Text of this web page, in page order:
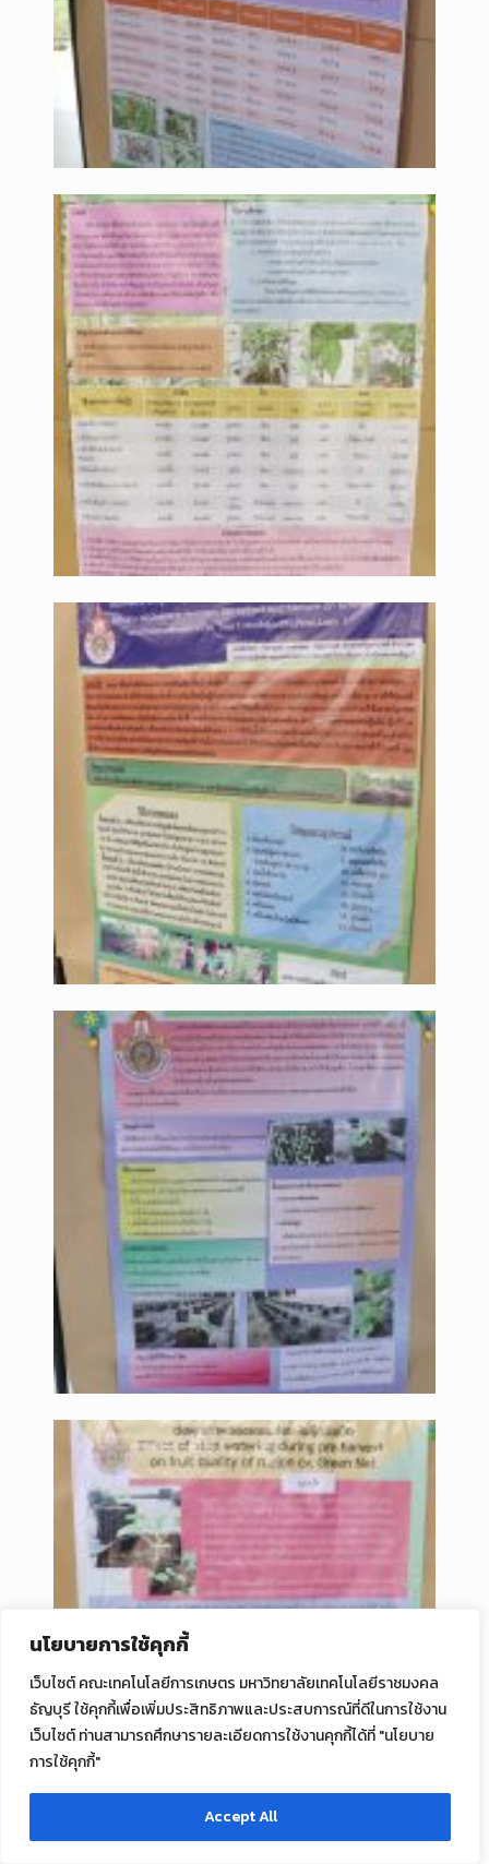
นโยบายการใช้คุกกี้
เว็บไซต์ คณะเทคโนโลยีการเกษตร มหาวิทยาลัยเทคโนโลยีราชมงคล
ธัญบุรี ใช้คุกกี้เพื่อเพิ่มประสิทธิภาพและประสบการณ์ที่ดีในการใช้งาน
เว็บไซต์ ท่านสามารถศึกษารายละเอียดการใช้งานคุกกี้ได้ที่ "นโยบาย
การใช้คุกกี้"
Accept All